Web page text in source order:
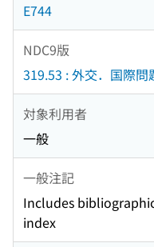
E744
NDC9版
319.53 : 外交．国際問
対象利用者
一般
一般注記
Includes
index